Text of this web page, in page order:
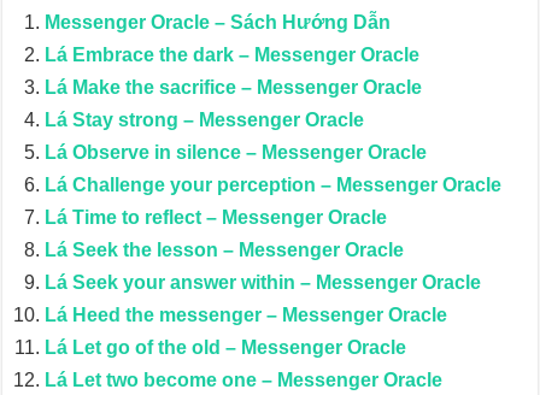
Messenger Oracle – Sách Hướng Dẫn
Lá Embrace the dark – Messenger Oracle
Lá Make the sacrifice – Messenger Oracle
Lá Stay strong – Messenger Oracle
Lá Observe in silence – Messenger Oracle
Lá Challenge your perception – Messenger Oracle
Lá Time to reflect – Messenger Oracle
Lá Seek the lesson – Messenger Oracle
Lá Seek your answer within – Messenger Oracle
Lá Heed the messenger – Messenger Oracle
Lá Let go of the old – Messenger Oracle
Lá Let two become one – Messenger Oracle